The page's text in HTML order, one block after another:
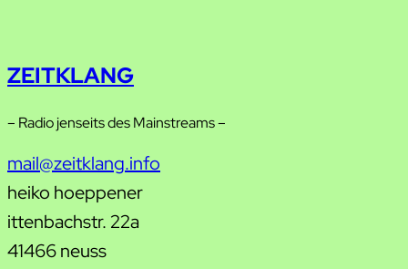
ZEITKLANG
– Radio jenseits des Mainstreams –
mail@zeitklang.info
heiko hoeppener
ittenbachstr. 22a
41466 neuss